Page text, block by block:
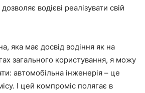
водієві реалізувати свій
яка має досвід водіння як на
загального користування, я можу
автомобільна інженерія – це
І цей компроміс полягає в